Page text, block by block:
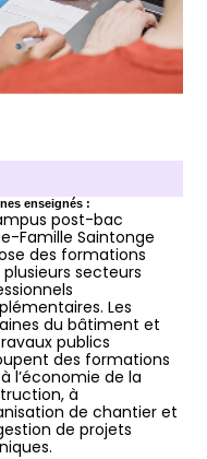
enseignés :
post-bac
Famille Saintonge
des formations
plusieurs secteurs
Les
du bâtiment et
publics
des formations
l’économie de la
à
de chantier et
de projets